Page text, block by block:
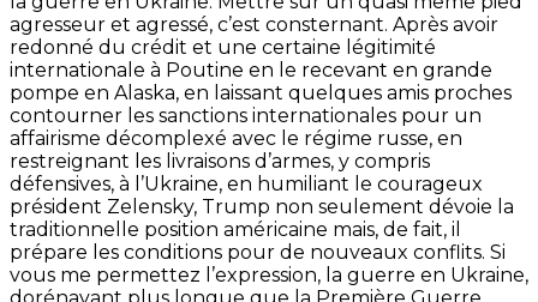
agresseur et agressé, c’est consternant. Après avoir
redonné du crédit et une certaine légitimité
internationale à Poutine en le recevant en grande
pompe en Alaska, en laissant quelques amis proches
contourner les sanctions internationales pour un
affairisme décomplexé avec le régime russe, en
restreignant les livraisons d’armes, y compris
défensives, à l’Ukraine, en humiliant le courageux
président Zelensky, Trump non seulement dévoie la
traditionnelle position américaine mais, de fait, il
prépare les conditions pour de nouveaux conflits. Si
vous me permettez l’expression, la guerre en Ukraine,